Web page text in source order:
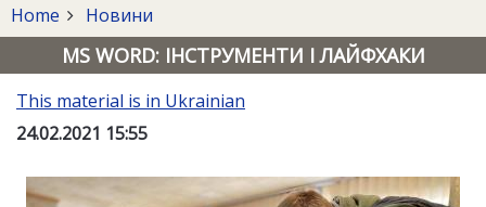
Home Новини
MS WORD: ІНСТРУМЕНТИ І ЛАЙФХАКИ
This material is in Ukrainian
24.02.2021 15:55